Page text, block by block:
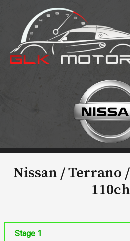
contenu
Nissan / Terrano /
110ch
Stage 1